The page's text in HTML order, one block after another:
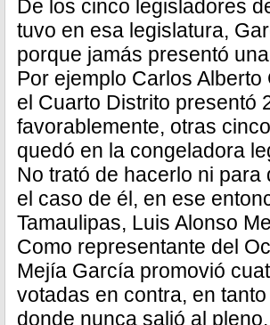
De los cinco legisladores
tuvo en esa legislatura,
porque jamás presentó
Por ejemplo Carlos
el Cuarto Distrito presentó
favorablemente, otras
quedó en la congeladora
No trató de hacerlo ni
el caso de él, en ese
Tamaulipas, Luis Alonso
Como representante del
Mejía García promovió
votadas en contra, en
donde nunca salió al pleno.